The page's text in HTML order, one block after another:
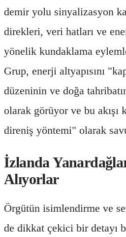
demir yolu sinyalizasyon
direkleri, veri hatları ve
yönelik kundaklama
Grup, enerji altyapısını
düzeninin ve doğa
olarak görüyor ve bu akışı
direniş yöntemi" olarak
İzlanda
Alıyorlar
Örgütün isimlendirme ve
de dikkat çekici bir detayı